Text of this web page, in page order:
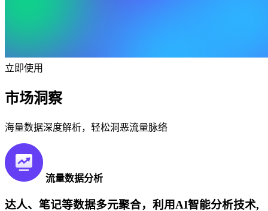
立即使用
市场洞察
海量数据深度解析，轻松洞恶流量脉络
流量数据分析
达人、笔记等数据多元聚合，利用AI智能分析技术,